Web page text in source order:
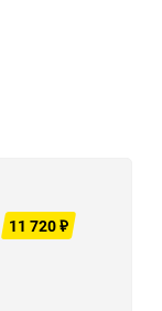
11 720 ₽